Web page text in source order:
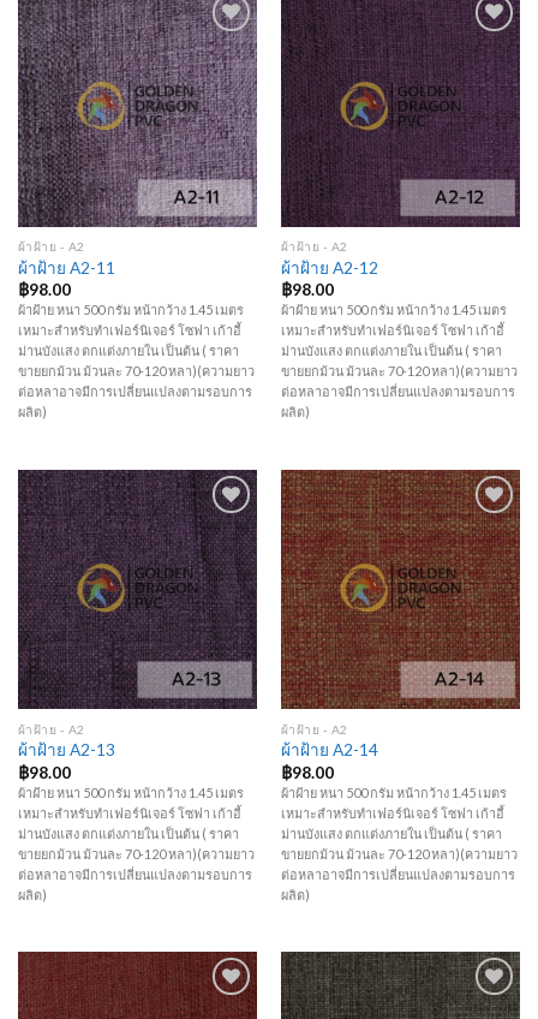
Add to
Wishlist
ผ้าฝ้าย - A2
ผ้าฝ้าย A2-11
฿98.00
ผ้าฝ้าย หนา 500 กรัม หน้ากว้าง 1.45 เมตร
เหมาะสำหรับทำเฟอร์นิเจอร์ โซฟา เก้าอี้
ม่านบังแสง ตกแต่งภายใน เป็นต้น ( ราคา
ขายยกม้วน ม้วนละ 70-120 หลา)(ความยาว
ต่อหลาอาจมีการเปลี่ยนแปลงตามรอบการ
ผลิต)
Add to
Wishlist
ผ้าฝ้าย - A2
ผ้าฝ้าย A2-12
฿98.00
ผ้าฝ้าย หนา 500 กรัม หน้ากว้าง 1.45 เมตร
เหมาะสำหรับทำเฟอร์นิเจอร์ โซฟา เก้าอี้
ม่านบังแสง ตกแต่งภายใน เป็นต้น ( ราคา
ขายยกม้วน ม้วนละ 70-120 หลา)(ความยาว
ต่อหลาอาจมีการเปลี่ยนแปลงตามรอบการ
ผลิต)
Add to
Wishlist
ผ้าฝ้าย - A2
ผ้าฝ้าย A2-13
฿98.00
ผ้าฝ้าย หนา 500 กรัม หน้ากว้าง 1.45 เมตร
เหมาะสำหรับทำเฟอร์นิเจอร์ โซฟา เก้าอี้
ม่านบังแสง ตกแต่งภายใน เป็นต้น ( ราคา
ขายยกม้วน ม้วนละ 70-120 หลา)(ความยาว
ต่อหลาอาจมีการเปลี่ยนแปลงตามรอบการ
ผลิต)
Add to
Wishlist
ผ้าฝ้าย - A2
ผ้าฝ้าย A2-14
฿98.00
ผ้าฝ้าย หนา 500 กรัม หน้ากว้าง 1.45 เมตร
เหมาะสำหรับทำเฟอร์นิเจอร์ โซฟา เก้าอี้
ม่านบังแสง ตกแต่งภายใน เป็นต้น ( ราคา
ขายยกม้วน ม้วนละ 70-120 หลา)(ความยาว
ต่อหลาอาจมีการเปลี่ยนแปลงตามรอบการ
ผลิต)